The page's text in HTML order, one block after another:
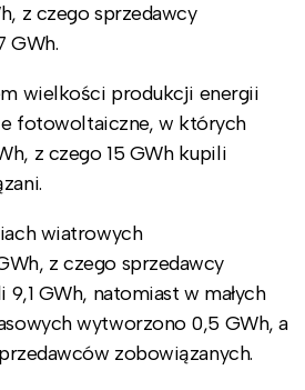
z czego sprzedawcy
GWh.
wielkości produkcji energii
fotowoltaiczne, w których
z czego 15 GWh kupili
wiatrowych
z czego sprzedawcy
GWh, natomiast w małych
wytworzono 0,5 GWh, a
zobowiązanych.